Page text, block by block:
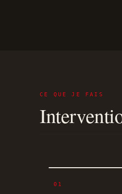
CE QUE JE FAIS
01